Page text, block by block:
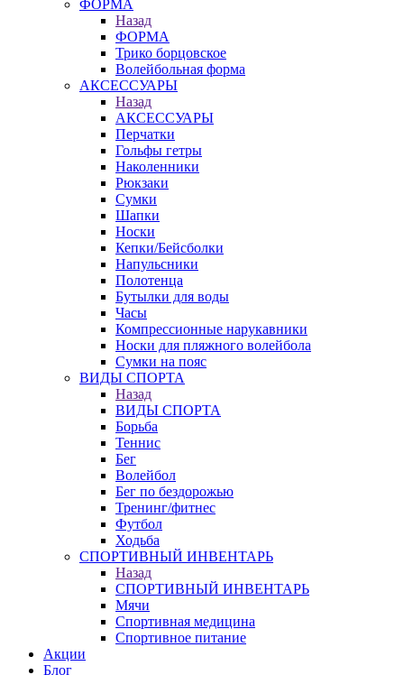
ФОРМА
Назад
ФОРМА
Трико борцовское
Волейбольная форма
АКСЕССУАРЫ
Назад
АКСЕССУАРЫ
Перчатки
Гольфы гетры
Наколенники
Рюкзаки
Сумки
Шапки
Носки
Кепки/Бейсболки
Напульсники
Полотенца
Бутылки для воды
Часы
Компрессионные нарукавники
Носки для пляжного волейбола
Сумки на пояс
ВИДЫ СПОРТА
Назад
ВИДЫ СПОРТА
Борьба
Теннис
Бег
Волейбол
Бег по бездорожью
Тренинг/фитнес
Футбол
Ходьба
СПОРТИВНЫЙ ИНВЕНТАРЬ
Назад
СПОРТИВНЫЙ ИНВЕНТАРЬ
Мячи
Спортивная медицина
Спортивное питание
Акции
Блог